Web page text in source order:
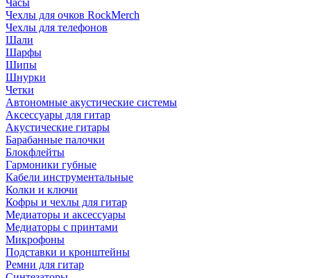
Часы
Чехлы для очков RockMerch
Чехлы для телефонов
Шали
Шарфы
Шипы
Шнурки
Четки
Автономные акустические системы
Аксессуары для гитар
Акустические гитары
Барабанные палочки
Блокфлейты
Гармоники губные
Кабели инструментальные
Колки и ключи
Кофры и чехлы для гитар
Медиаторы и аксессуары
Медиаторы с принтами
Микрофоны
Подставки и кронштейны
Ремни для гитар